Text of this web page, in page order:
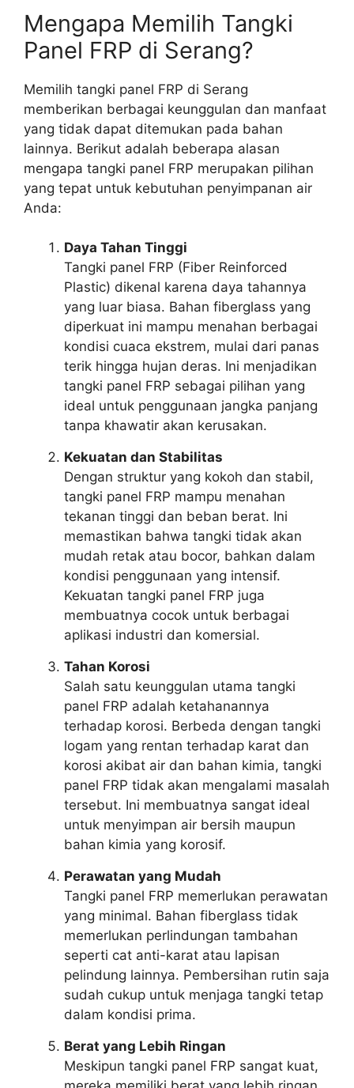
Mengapa Memilih Tangki
Panel FRP di Serang?
Memilih tangki panel FRP di Serang
memberikan berbagai keunggulan dan manfaat
yang tidak dapat ditemukan pada bahan
lainnya. Berikut adalah beberapa alasan
mengapa tangki panel FRP merupakan pilihan
yang tepat untuk kebutuhan penyimpanan air
Anda:
Daya Tahan Tinggi
Tangki panel FRP (Fiber Reinforced
Plastic) dikenal karena daya tahannya
yang luar biasa. Bahan fiberglass yang
diperkuat ini mampu menahan berbagai
kondisi cuaca ekstrem, mulai dari panas
terik hingga hujan deras. Ini menjadikan
tangki panel FRP sebagai pilihan yang
ideal untuk penggunaan jangka panjang
tanpa khawatir akan kerusakan.
Kekuatan dan Stabilitas
Dengan struktur yang kokoh dan stabil,
tangki panel FRP mampu menahan
tekanan tinggi dan beban berat. Ini
memastikan bahwa tangki tidak akan
mudah retak atau bocor, bahkan dalam
kondisi penggunaan yang intensif.
Kekuatan tangki panel FRP juga
membuatnya cocok untuk berbagai
aplikasi industri dan komersial.
Tahan Korosi
Salah satu keunggulan utama tangki
panel FRP adalah ketahanannya
terhadap korosi. Berbeda dengan tangki
logam yang rentan terhadap karat dan
korosi akibat air dan bahan kimia, tangki
panel FRP tidak akan mengalami masalah
tersebut. Ini membuatnya sangat ideal
untuk menyimpan air bersih maupun
bahan kimia yang korosif.
Perawatan yang Mudah
Tangki panel FRP memerlukan perawatan
yang minimal. Bahan fiberglass tidak
memerlukan perlindungan tambahan
seperti cat anti-karat atau lapisan
pelindung lainnya. Pembersihan rutin saja
sudah cukup untuk menjaga tangki tetap
dalam kondisi prima.
Berat yang Lebih Ringan
Meskipun tangki panel FRP sangat kuat,